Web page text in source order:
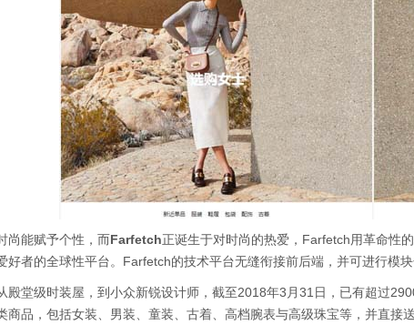
尚能赋予个性，而Farfetch正诞生于对时尚的热爱，Farfetch用革命性
好者的全球性平台。Farfetch的技术平台无缝衔接前后端，并可进行模
殿堂级时装屋，到小众新锐设计师，截至2018年3月31日，已有超过
商品，包括女装、男装、童装、古着、高档腕表与高级珠宝等，并直接